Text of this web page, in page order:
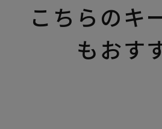
こちらのキ
もおす